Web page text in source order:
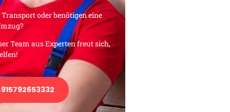
Transport oder benötigen eine
Team aus Experten freut sich,